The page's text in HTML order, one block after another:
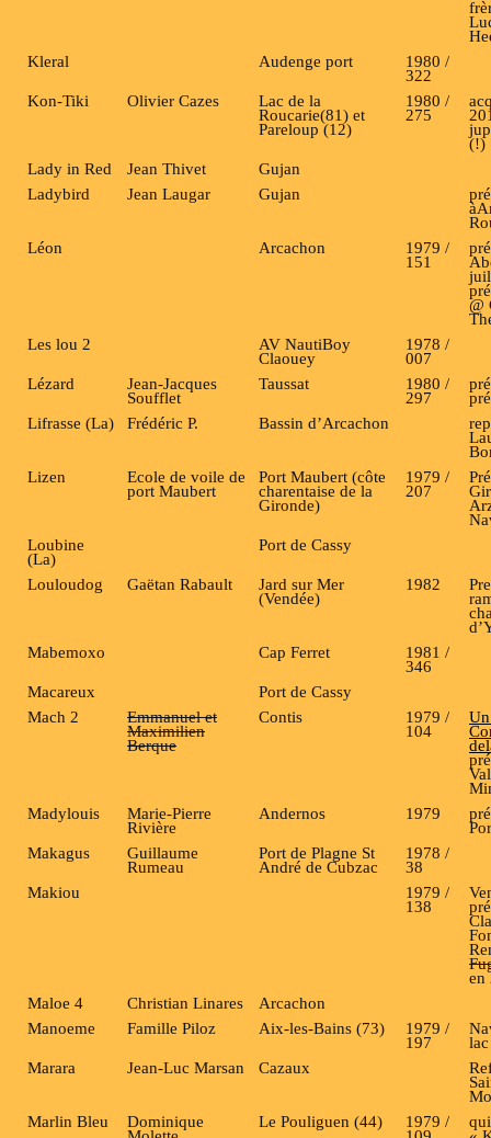
Kleral
Audenge port 1980 /
322
Kon-Tiki
Olivier Cazes Lac de la
Roucarie(81) et
Pareloup (12)
1980 /
275
(!)
Lady in Red
Jean Thivet
Gujan
Ladybird
Jean Laugar Gujan
Léon
Arcachon 1979 /
151
@
Les lou 2
AV NautiBoy
Claouey
1978 /
007
Lézard
Jean-Jacques
Soufflet
Taussat 1980 /
297
Lifrasse (La)
Frédéric P. Bassin d’Arcachon
Lizen
Ecole de voile de
port Maubert
Port Maubert (côte
charentaise de la
Gironde)
1979 /
207
Loubine
(La)
Port de Cassy
Louloudog Gaëtan Rabault Jard sur Mer
(Vendée)
1982
Mabemoxo
Cap Ferret 1981 /
346
Macareux
Port de Cassy
Mach 2
Emmanuel et
Maximilien
Berque
Contis 1979 /
104
Madylouis
Marie-Pierre
Rivière
Andernos 1979
Makagus
Guillaume
Rumeau
Port de Plagne St
André de Cubzac
1978 /
38
Makiou
1979 /
138
en
Maloe 4
Christian Linares
Arcachon
Manoeme
Famille Piloz Aix-les-Bains (73) 1979 /
197
Marara
Jean-Luc Marsan Cazaux
Marlin Bleu
Dominique Le Pouliguen (44) 1979 /